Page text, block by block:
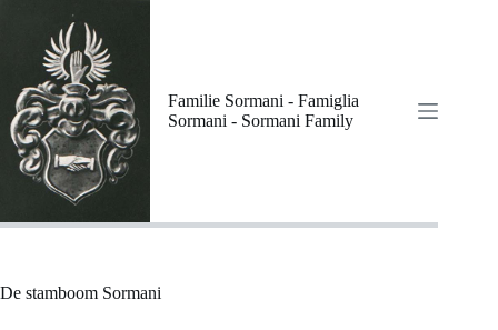
Familie Sormani - Famiglia
Sormani - Sormani Family
De stamboom Sormani